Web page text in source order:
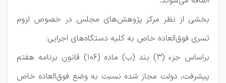
بخشی از نظر مرکز پژوهش‌های مجلس در خصوص لزوم
تسری فوق‌العاده خاص به کلیه دستگاه‌های اجرایی:
براساس جزء (3) بند (ب) ماده (106) قانون برنامه هفتم
پیشرفت، دولت مجاز شده نسبت به وضع فوق‌العاده خاص